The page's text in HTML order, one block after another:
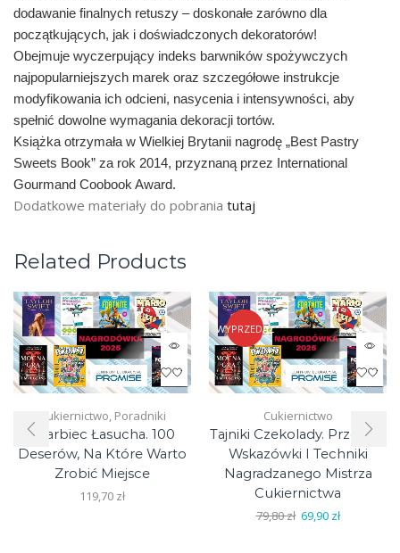
dodawanie finalnych retuszy – doskonałe zarówno dla
początkujących, jak i doświadczonych dekoratorów!
Obejmuje wyczerpujący indeks barwników spożywczych
najpopularniejszych marek oraz szczegółowe instrukcje
modyfikowania ich odcieni, nasycenia i intensywności, aby
spełnić dowolne wymagania dekoracji tortów.
Książka otrzymała w Wielkiej Brytanii nagrodę „Best Pastry
Sweets Book” za rok 2014, przyznaną przez International
Gourmand Coobook Award.
Dodatkowe materiały do pobrania tutaj
Related Products
Cukiernictwo, Poradniki
Skarbiec Łasucha. 100
Deserów, Na Które Warto
Zrobić Miejsce
119,70 zł
WYPRZEDAŻ
Cukiernictwo
Tajniki Czekolady. Przepisy,
Wskazówki I Techniki
Nagradzanego Mistrza
Cukiernictwa
79,80zł Pierwotna
69,90 złAktualna